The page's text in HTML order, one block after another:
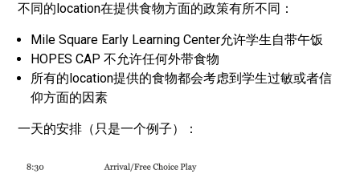
不同的location在提供食物方面的政策有所不同：
Mile Square Early Learning Center允许学生自带午饭
HOPES CAP 不允许任何外带食物
所有的location提供的食物都会考虑到学生过敏或者信
仰方面的因素
一天的安排（只是一个例子）：